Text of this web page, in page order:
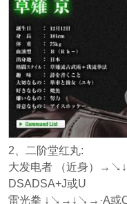
2、二阶堂红丸:
大发电者 （近身）
DSADSA+J或U
雷光拳 ↓↘→↓↘→·A或C